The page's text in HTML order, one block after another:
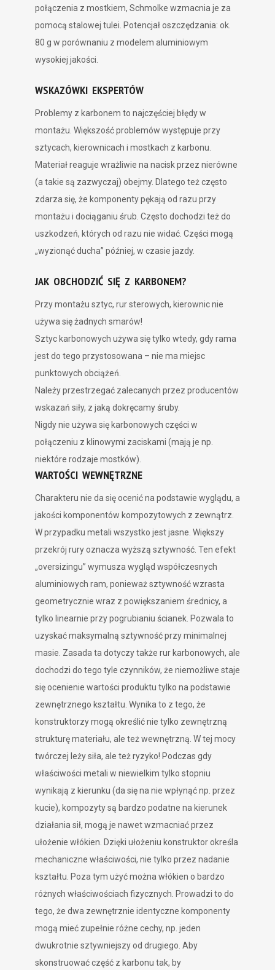
połączenia z mostkiem, Schmolke wzmacnia je za
pomocą stalowej tulei. Potencjał oszczędzania: ok.
80 g w porównaniu z modelem aluminiowym
wysokiej jakości.
WSKAZÓWKI EKSPERTÓW
Problemy z karbonem to najczęściej błędy w
montażu. Większość problemów występuje przy
sztycach, kierownicach i mostkach z karbonu.
Materiał reaguje wrażliwie na nacisk przez nierówne
(a takie są zazwyczaj) obejmy. Dlatego też często
zdarza się, że komponenty pękają od razu przy
montażu i dociąganiu śrub. Często dochodzi też do
uszkodzeń, których od razu nie widać. Części mogą
„wyzionąć ducha” później, w czasie jazdy.
JAK OBCHODZIĆ SIĘ Z KARBONEM?
Przy montażu sztyc, rur sterowych, kierownic nie
używa się żadnych smarów!
Sztyc karbonowych używa się tylko wtedy, gdy rama
jest do tego przystosowana – nie ma miejsc
punktowych obciążeń.
Należy przestrzegać zalecanych przez producentów
wskazań siły, z jaką dokręcamy śruby.
Nigdy nie używa się karbonowych części w
połączeniu z klinowymi zaciskami (mają je np.
niektóre rodzaje mostków).
WARTOŚCI WEWNĘTRZNE
Charakteru nie da się ocenić na podstawie wyglądu, a
jakości komponentów kompozytowych z zewnątrz.
W przypadku metali wszystko jest jasne. Większy
przekrój rury oznacza wyższą sztywność. Ten efekt
„oversizingu” wymusza wygląd współczesnych
aluminiowych ram, ponieważ sztywność wzrasta
geometrycznie wraz z powiększaniem średnicy, a
tylko linearnie przy pogrubianiu ścianek. Pozwala to
uzyskać maksymalną sztywność przy minimalnej
masie. Zasada ta dotyczy także rur karbonowych, ale
dochodzi do tego tyle czynników, że niemożliwe staje
się ocenienie wartości produktu tylko na podstawie
zewnętrznego kształtu. Wynika to z tego, że
konstruktorzy mogą określić nie tylko zewnętrzną
strukturę materiału, ale też wewnętrzną. W tej mocy
twórczej leży siła, ale też ryzyko! Podczas gdy
właściwości metali w niewielkim tylko stopniu
wynikają z kierunku (da się na nie wpłynąć np. przez
kucie), kompozyty są bardzo podatne na kierunek
działania sił, mogą je nawet wzmacniać przez
ułożenie włókien. Dzięki ułożeniu konstruktor określa
mechaniczne właściwości, nie tylko przez nadanie
kształtu. Poza tym użyć można włókien o bardzo
różnych właściwościach fizycznych. Prowadzi to do
tego, że dwa zewnętrznie identyczne komponenty
mogą mieć zupełnie różne cechy, np. jeden
dwukrotnie sztywniejszy od drugiego. Aby
skonstruować część z karbonu tak, by